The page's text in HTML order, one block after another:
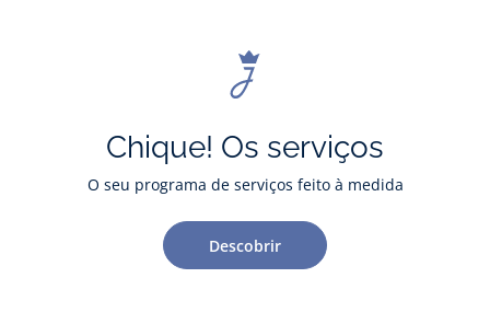
Chique! Os serviços
O seu programa de serviços feito à medida
Descobrir